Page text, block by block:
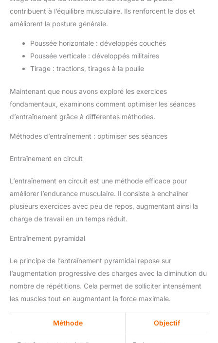
contribuent à l’équilibre musculaire. Ils renforcent le dos et
améliorent la posture générale.
Poussée horizontale : développés couchés
Poussée verticale : développés militaires
Tirage : tractions, tirages à la poulie
Maintenant que nous avons exploré les exercices
fondamentaux, examinons comment optimiser les séances
d’entraînement grâce à différentes méthodes.
Méthodes d’entraînement : optimiser ses séances
Entraînement en circuit
L’entraînement en circuit est une méthode efficace pour
améliorer l’endurance musculaire. Il consiste à enchaîner
plusieurs exercices avec peu de repos, augmentant ainsi la
charge de travail en un temps réduit.
Entraînement pyramidal
Le principe de l’entraînement pyramidal repose sur
l’augmentation progressive des charges avec la diminution du
nombre de répétitions. Cela permet de solliciter intensément
les muscles tout en augmentant la force maximale.
Méthode Objectif